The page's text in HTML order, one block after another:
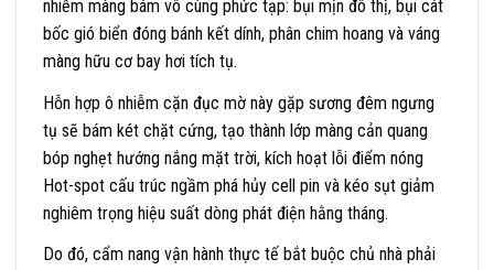
nhiễm màng bám vô cùng phức tạp: bụi mịn đô thị, bụi cát
bốc gió biển đóng bánh kết dính, phân chim hoang và váng
màng hữu cơ bay hơi tích tụ.
Hỗn hợp ô nhiễm cặn đục mờ này gặp sương đêm ngưng
tụ sẽ bám két chặt cứng, tạo thành lớp màng cản quang
bóp nghẹt hướng nắng mặt trời, kích hoạt lỗi điểm nóng
Hot-spot cấu trúc ngầm phá hủy cell pin và kéo sụt giảm
nghiêm trọng hiệu suất dòng phát điện hằng tháng.
Do đó, cẩm nang vận hành thực tế bắt buộc chủ nhà phải